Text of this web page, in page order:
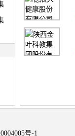
号-1